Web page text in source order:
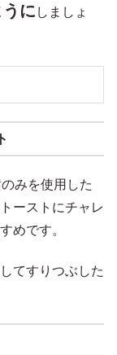
に しましょ
みを使用した
ーストにチャレ
めです。
てすりつぶした